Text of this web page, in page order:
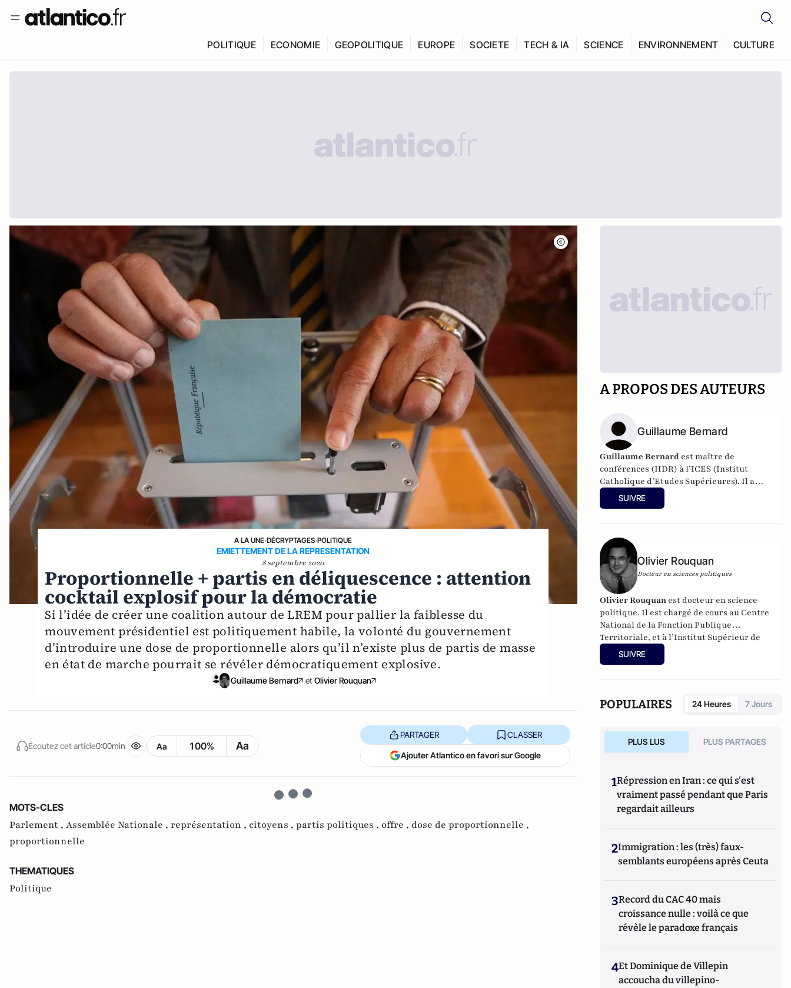
POLITIQUE ECONOMIE GEOPOLITIQUE EUROPE SOCIETE TECH & IA SCIENCE ENVIRONNEMENT CULTURE
A LA UNE›DÉCRYPTAGES›POLITIQUE
EMIETTEMENT DE LA REPRESENTATION
8 septembre 2020
Proportionnelle + partis en déliquescence : attention
cocktail explosif pour la démocratie
Si l’idée de créer une coalition autour de LREM pour pallier la faiblesse du
mouvement présidentiel est politiquement habile, la volonté du gouvernement
d’introduire une dose de proportionnelle alors qu’il n’existe plus de partis de masse
en état de marche pourrait se révéler démocratiquement explosive.
Guillaume Bernard et Olivier Rouquan
Écoutez cet article0:00min Aa 100% Aa
PARTAGER CLASSER
Ajouter Atlantico en favori sur Google
MOTS-CLES
Parlement , Assemblée Nationale , représentation , citoyens , partis politiques , offre , dose de proportionnelle ,
proportionnelle
THEMATIQUES
Politique
A PROPOS DES AUTEURS
Guillaume Bernard
Guillaume Bernard est maître de
conférences (HDR) à l’ICES (Institut
Catholique d’Etudes Supérieures). Il a
enseigné ou enseigne dans les
établissements suivants : Institut
nombre d’ouvrages dont :
politiques françaises
syndicales françaises (PUF, 2010), le
Dictionnaire de la politique et de
l’administration
Introduction à l’histoire du droit et des
institutions (Studyrama, 2eéd., 2011).
SUIVRE
Olivier Rouquan
Docteur en sciences politiques
Olivier Rouquan est docteur en science
politique. Il est chargé de cours au Centre
National de la Fonction Publique
Territoriale, et à l’Institut Supérieur de
Management Public et Politique.
en 2010Culture Territoriale
septembre 2014,Développement durable des
territoires,(Gualino) en 2016,
Président ,(Editions François Bourin) en
2017.
SUIVRE
POPULAIRES 24 Heures 7 Jours
PLUS LUS PLUS PARTAGES
1Répression en Iran : ce qui s'est
vraiment passé pendant que Paris
regardait ailleurs
2Immigration : les (très) faux-
semblants européens après Ceuta
3Record du CAC 40 mais
croissance nulle : voilà ce que
révèle le paradoxe français
4Et Dominique de Villepin
accoucha du villepino-